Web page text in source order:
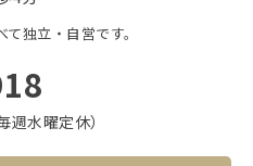
独立・自営です。
水曜定休）